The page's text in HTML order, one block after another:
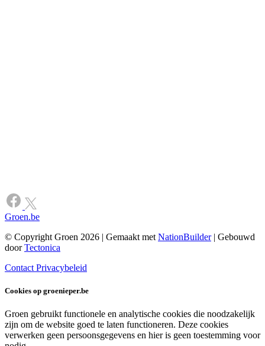
Groen.be
© Copyright Groen 2026 | Gemaakt met NationBuilder| Gebouwd
doorTectonica
Contact Privacybeleid
Cookies op groenieper.be
Groen gebruikt functionele en analytische cookies die noodzakelijk
zijn om de website goed te laten functioneren. Deze cookies
verwerken geen persoonsgegevens en hier is geen toestemming voor